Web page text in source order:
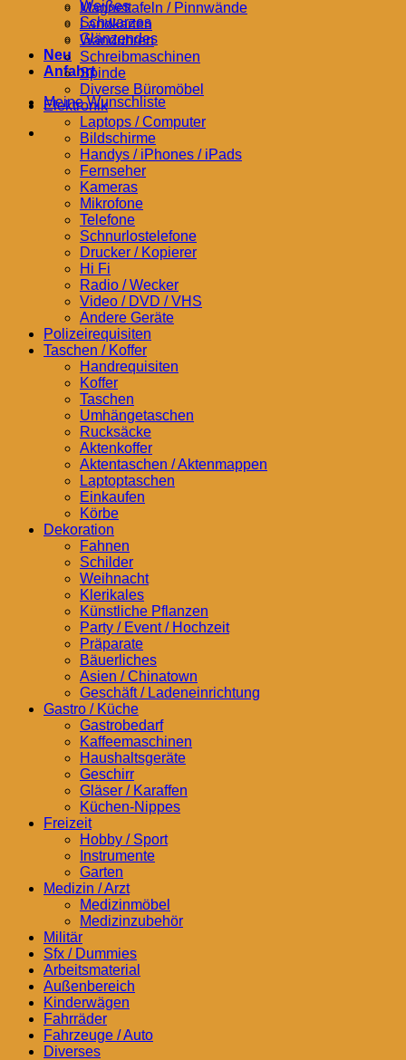
Weißes
Schwarzes
Glänzendes
Neu
Anfahrt
Meine Wunschliste
Magnettafeln / Pinnwände
Landkarten
Wanduhren
Schreibmaschinen
Spinde
Diverse Büromöbel
Elektronik
Laptops / Computer
Bildschirme
Handys / iPhones / iPads
Fernseher
Kameras
Mikrofone
Telefone
Schnurlostelefone
Drucker / Kopierer
Hi Fi
Radio / Wecker
Video / DVD / VHS
Andere Geräte
Polizeirequisiten
Taschen / Koffer
Handrequisiten
Koffer
Taschen
Umhängetaschen
Rucksäcke
Aktenkoffer
Aktentaschen / Aktenmappen
Laptoptaschen
Einkaufen
Körbe
Dekoration
Fahnen
Schilder
Weihnacht
Klerikales
Künstliche Pflanzen
Party / Event / Hochzeit
Präparate
Bäuerliches
Asien / Chinatown
Geschäft / Ladeneinrichtung
Gastro / Küche
Gastrobedarf
Kaffeemaschinen
Haushaltsgeräte
Geschirr
Gläser / Karaffen
Küchen-Nippes
Freizeit
Hobby / Sport
Instrumente
Garten
Medizin / Arzt
Medizinmöbel
Medizinzubehör
Militär
Sfx / Dummies
Arbeitsmaterial
Außenbereich
Kinderwägen
Fahrräder
Fahrzeuge / Auto
Diverses